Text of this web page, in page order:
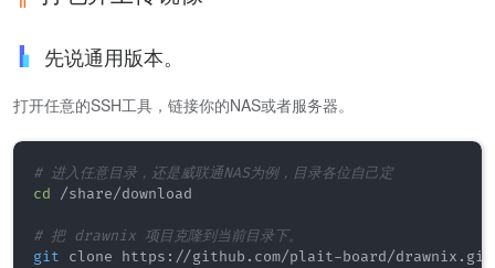
先说通用版本。
打开任意的SSH工具，链接你的NAS或者服务器。
# 进入任意目录，还是威联通NAS为例，目录各位自己定
cd /share/download
# 把 drawnix 项目克隆到当前目录下。
git clone https://github.com/plait-board/drawnix.git